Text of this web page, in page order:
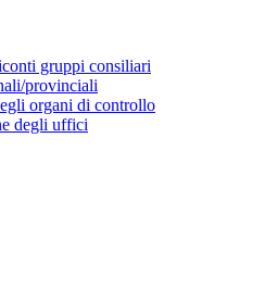
gruppi consiliari
provinciali
organi di controllo
degli uffici